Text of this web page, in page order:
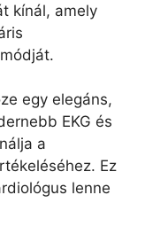
kínál, amely
egy elegáns,
EKG és
a
Ez
lenne